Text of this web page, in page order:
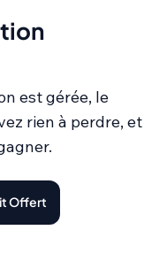
est gérée, le
rien à perdre, et
Offert